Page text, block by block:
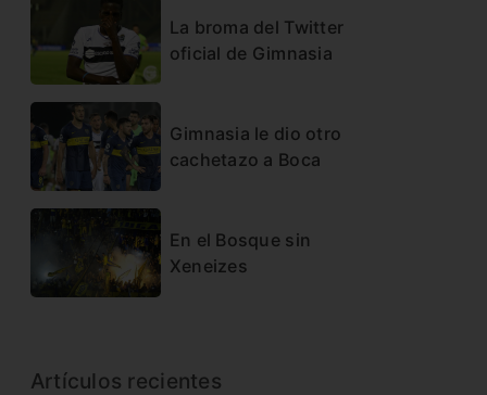
La broma del Twitter
oficial de Gimnasia
Gimnasia le dio otro
cachetazo a Boca
En el Bosque sin
Xeneizes
Artículos recientes